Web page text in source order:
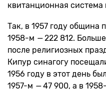
квитанционная
Так, в 1957 году община
1958-м —222 812.
после религиозных
Кипур синагогу
1956 году в этот день
1957-м —47 900, а в